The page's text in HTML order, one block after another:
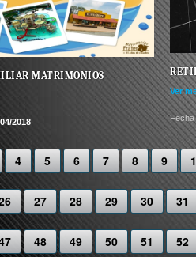
MATRIMONIOS
2018
Ver
4 5 6 7 8 9
27 28 29 30 31
48 49 50 51 52